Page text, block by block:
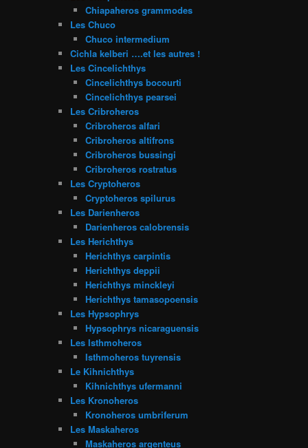
Chiapaheros grammodes
Les Chuco
Chuco intermedium
Cichla kelberi ….et les autres !
Les Cincelichthys
Cincelichthys bocourti
Cincelichthys pearsei
Les Cribroheros
Cribroheros alfari
Cribroheros altifrons
Cribroheros bussingi
Cribroheros rostratus
Les Cryptoheros
Cryptoheros spilurus
Les Darienheros
Darienheros calobrensis
Les Herichthys
Herichthys carpintis
Herichthys deppii
Herichthys minckleyi
Herichthys tamasopoensis
Les Hypsophrys
Hypsophrys nicaraguensis
Les Isthmoheros
Isthmoheros tuyrensis
Le Kihnichthys
Kihnichthys ufermanni
Les Kronoheros
Kronoheros umbriferum
Les Maskaheros
Maskaheros argenteus